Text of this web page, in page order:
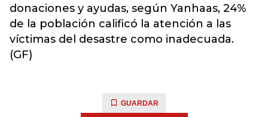
donaciones y ayudas, según Yanhaas, 24%
de la población calificó la atención a las
víctimas del desastre como inadecuada.
(GF)
GUARDAR